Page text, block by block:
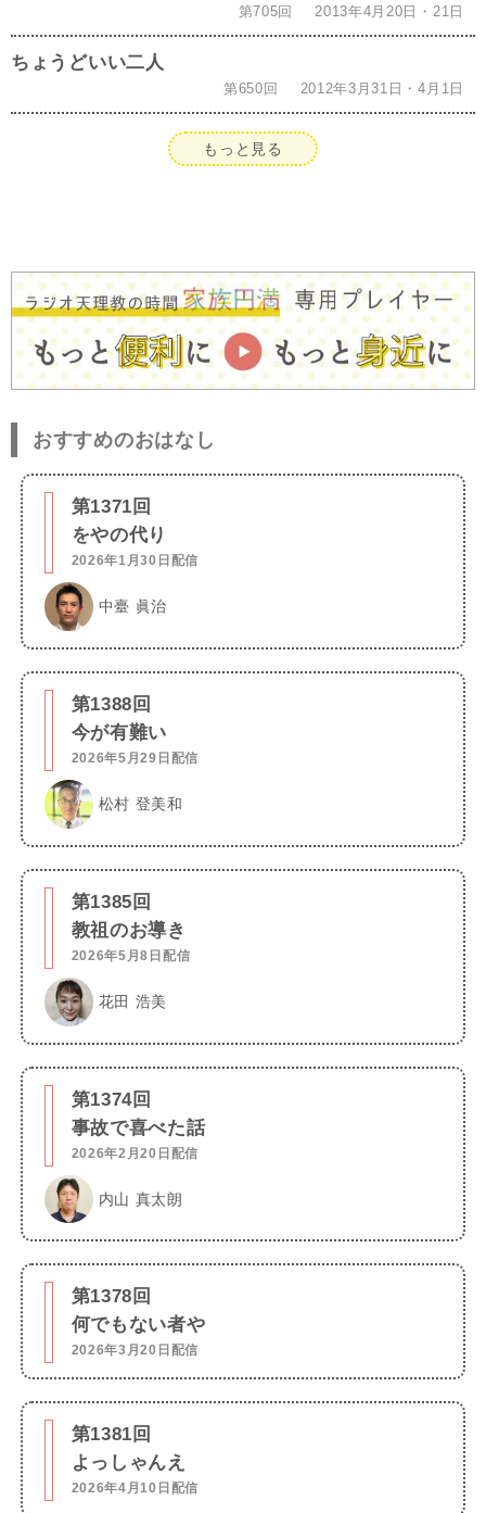
第705回 2013年4月20日・21日
ちょうどいい二人
第650回 2012年3月31日・4月1日
もっと見る
おすすめのおはなし
第1371回
をやの代り
2026年1月30日配信
中臺 眞治
第1388回
今が有難い
2026年5月29日配信
松村 登美和
第1385回
教祖のお導き
2026年5月8日配信
花田 浩美
第1374回
事故で喜べた話
2026年2月20日配信
内山 真太朗
第1378回
何でもない者や
2026年3月20日配信
第1381回
よっしゃんえ
2026年4月10日配信